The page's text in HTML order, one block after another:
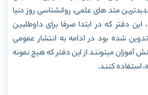
متد های علمی، روانشناسی روز دنیا
دفتر که در ابتدا صرفا برای داوطلبین
شده بود در ادامه به انتشار عمومی
آموزان میتونند از این دفتر که هیچ نمونه
استفاده کنند.